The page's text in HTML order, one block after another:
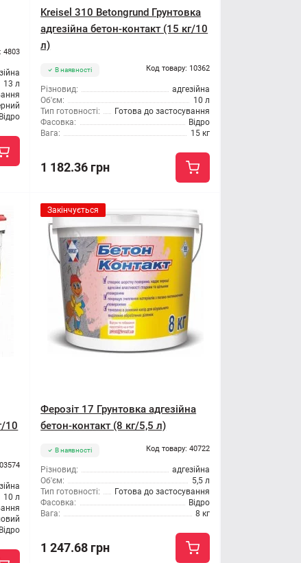
4803
13 л
Відро
Kreisel 310 Betongrund Грунтовка
адгезійна бетон-контакт (15 кг/10
л)
В наявності Код товару: 10362
Різновид:
адгезійна
Об'єм:
10 л
Тип готовності:
Готова до застосування
Фасовка:
Відро
Вага:
15 кг
1 182.36 грн
10
10 л
Відро
Закінчується
Ферозіт 17 Грунтовка адгезійна
бетон-контакт (8 кг/5,5 л)
В наявності Код товару: 40722
Різновид:
адгезійна
Об'єм:
5,5 л
Тип готовності:
Готова до застосування
Фасовка:
Відро
Вага:
8 кг
1 247.68 грн